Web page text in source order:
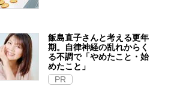
飯島直子さんと考える更年
期。自律神経の乱れからく
る不調で「やめたこと・始
めたこと」
PR